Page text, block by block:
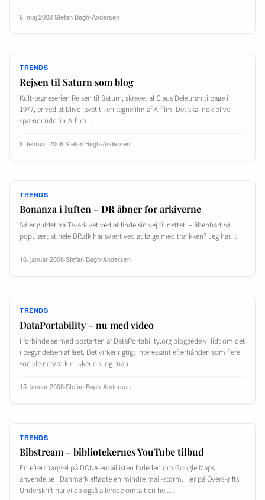
6. maj 2008·Stefan Bøgh-Andersen
TRENDS
Rejsen til Saturn som blog
Kult-tegneserien Rejsen til Saturn, skrevet af Claus Deleuran tilbage i
1977, er ved at blive lavet til en tegnefilm af A-film. Det skal nok blive
spændende for A-film…
8. februar 2008·Stefan Bøgh-Andersen
TRENDS
Bonanza i luften – DR åbner for arkiverne
Så er guldet fra TV-arkivet ved at finde sin vej til nettet. – åbenbart så
populært at hele DR.dk har svært ved at følge med trafikken? Jeg har…
16. januar 2008·Stefan Bøgh-Andersen
TRENDS
DataPortability – nu med video
I forbindelse med opstarten af DataPortability.org bloggede vi lidt om det
i begyndelsen af året. Det virker rigtigt interessant efterhånden som flere
sociale netværk dukker op, og man…
15. januar 2008·Stefan Bøgh-Andersen
TRENDS
Bibstream – bibliotekernes YouTube tilbud
En efterspørgsel på DONA emaillisten forleden om Google Maps
anvendelse i Danmark affødte en mindre mail-storm. Her på Overskrifts
Underskrift har vi da også allerede omtalt en hel…